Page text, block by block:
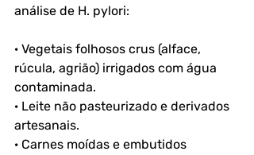
análise de H. pylori:
· Vegetais folhosos crus (alface,
rúcula, agrião) irrigados com água
contaminada.
· Leite não pasteurizado e derivados
artesanais.
· Carnes moídas e embutidos